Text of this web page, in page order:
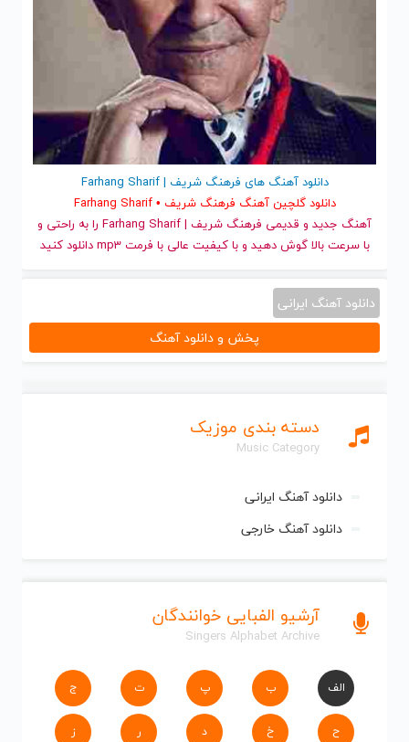
دسته بندی موزیک
Music Category
دانلود آهنگ ایرانی
دانلود آهنگ خارجی
آرشیو الفبایی خوانندگان
Singers Alphabet Archive
الف ب پ ت ج
ح خ د ر ز
دانلود آهنگ های فرهنگ شریف | Farhang Sharif
دانلود گلچین آهنگ فرهنگ شریف • Farhang Sharif
آهنگ جدید
و قدیمی فرهنگ شریف | Farhang Sharif را به راحتی و
با سرعت بالا گوش دهید و با کیفیت عالی با فرمت mp3 دانلود کنید
دانلود آهنگ ایرانی
پخش و دانلود آهنگ